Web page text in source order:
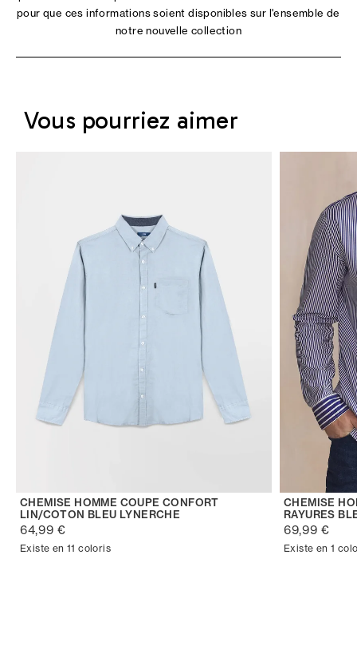
pour que ces informations soient disponibles sur l'ensemble de
notre nouvelle collection
Vous pourriez aimer
CHEMISE HOMME COUPE CONFORT
LIN/COTON BLEU LYNERCHE
64,99 €
Existe en 11 coloris
CHEMISE
RAYURES
69,99 €
Existe en 1